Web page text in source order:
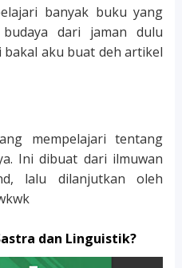
banyak buku yang
dari jaman dulu
bakal aku buat deh artikel
mempelajari tentang
Ini dibuat dari ilmuwan
lalu dilanjutkan oleh
dan Linguistik?